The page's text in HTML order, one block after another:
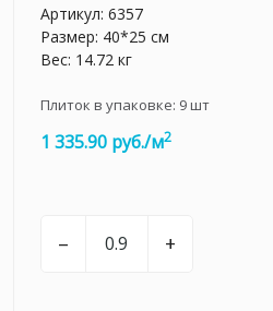
Артикул: 6357
Размер: 40*25 см
Вес: 14.72 кг
Плиток в упаковке: 9шт
1 335.90 руб./м2
– +